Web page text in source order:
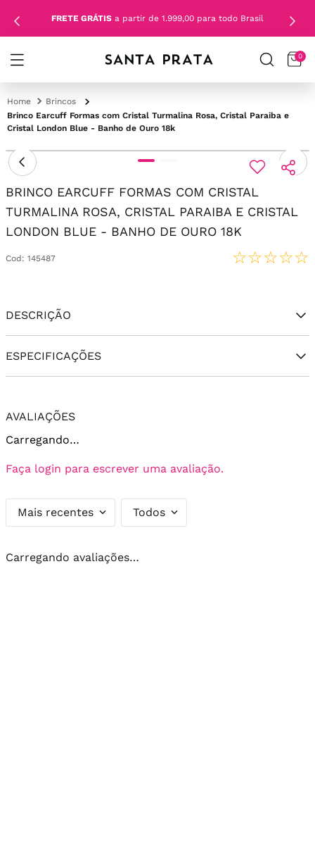
FRETE GRÁTIS a partir de 1.999,00 para todo Brasil
0
Brincos
Brinco Earcuff Formas com Cristal Turmalina Rosa, Cristal Paraiba e
Cristal London Blue - Banho de Ouro 18k
BRINCO EARCUFF FORMAS COM CRISTAL
TURMALINA ROSA, CRISTAL PARAIBA E CRISTAL
LONDON BLUE - BANHO DE OURO 18K
Cod : 145487 ☆☆☆☆☆
DESCRIÇÃO
ESPECIFICAÇÕES
AVALIAÇÕES
Carregando…
Faça login para escrever uma avaliação.
Mais recentes Todos
Carregando avaliações…